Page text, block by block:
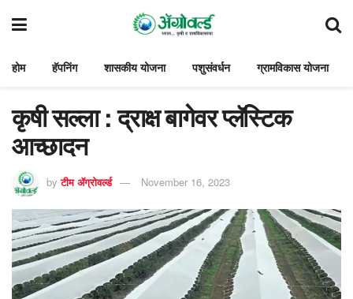
होम हॅपनिंग शासकीय योजना पशुसंवर्धन ग्रामविकास योजना
कृषी सल्ला : द्राक्ष बागेवर प्लॅस्टिक
आच्छादन
by टीम ॲग्रोवर्ल्ड November 16, 2023